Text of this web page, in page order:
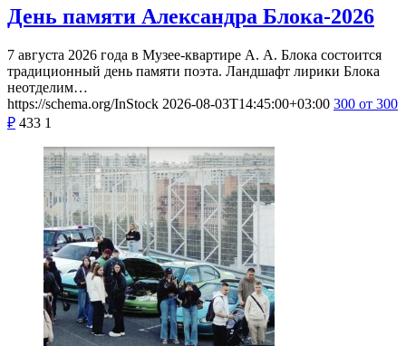
День памяти Александра Блока-2026
7 августа 2026 года в Музее-квартире А. А. Блока состоится
традиционный день памяти поэта. Ландшафт лирики Блока
неотделим…
https://schema.org/InStock 2026-08-03T14:45:00+03:00 300 от 300
₽ 433 1